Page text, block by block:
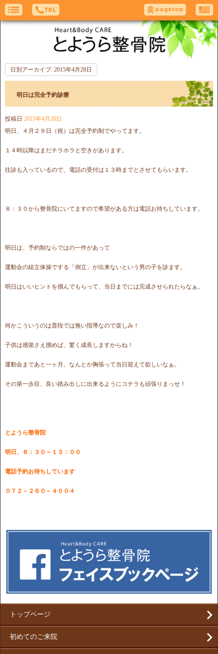
日別アーカイブ: 2015年4月28日
明日は完全予約診療
投稿日 2015年4月28日
明日、４月２９日（祝）は完全予約制でやってます。
１４時以降はまだチラホラと空きがあります。
往診も入っているので、電話の受付は１３時までとさせてもらいます。
８：３０から整骨院にいてますので希望がある方は電話お待ちしています。
明日は、予約制ならではの一件があって
運動会の組立体操でする「倒立」が出来ないという男の子を診ます。
明日はいいヒントを掴んでもらって、当日までには完成させられたらなぁ。
何かこういうのは普段では無い指導なので楽しみ！
子供は感覚さえ掴めば、驚く成長しますからね！
運動会まであと一ヶ月。なんとか胸張って当日迎えて欲しいなぁ。
その第一歩目、良い踏み出しに出来るようにコチラも頑張りまっせ！
とようら整骨院
明日、８：３０～１３：００
電話予約お待ちしています
０７２－２６０－４００４
トップページ
初めてのご来院